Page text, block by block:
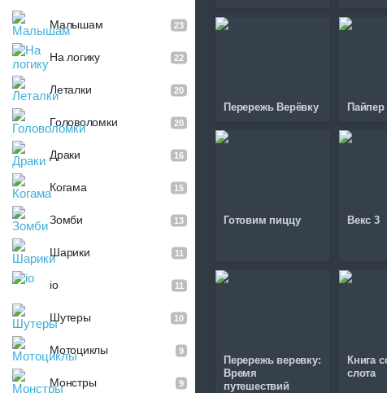
Малышам 23
На логику 22
Леталки 20
Головоломки 20
Драки 16
Когама 15
Зомби 13
Шарики 11
io 11
Шутеры 10
Мотоциклы 9
Монстры 9
Перережь Верёвку Пайпер
Готовим пиццу Векс 3
Перережь веревку:
Время
путешествий
Книга
слота